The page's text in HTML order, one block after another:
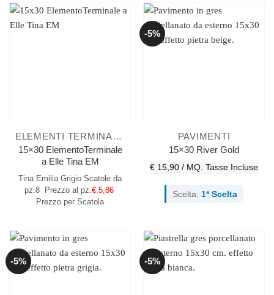
ELEMENTI TERMINALI A ELLE
15×30 ElementoTerminale
a Elle Tina EM
Tina Emilia Grigio Scatole da
pz.8
Prezzo al pz. €.5,86
Prezzo per Scatola
-5%
PAVIMENTI
15×30 River Gold
€ 15,90 / MQ. Tasse Incluse
Scelta: 1ª Scelta
-5% -5%